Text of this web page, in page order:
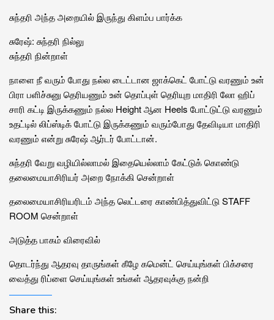
சுந்தரி அந்த அறையில் இருந்து கிளம்ப பார்க்க
சுரேஷ்: சுந்தரி நில்லு
சுந்தரி நின்றாள்
நாளை நீ வரும் போது நல்ல டைட்டான ஜாக்கெட் போட்டு வரணும் உன்
பிரா பளிச்சுனு தெரியணும் உன் தொப்புள் தெரியுற மாதிரி லோ ஹிப்
சாரி கட்டி இருக்கணும் நல்ல Height ஆன Heels போட்டுட்டு வரணும்
உதட்டில் லிப்ஸ்டிக் போட்டு இருக்கணும் வரும்போது தேவிடியா மாதிரி
வரணும் என்று சுரேஷ் ஆர்டர் போட்டான்.
சுந்தரி வேறு வழியில்லாமல் இதையெல்லாம் கேட்டுக் கொண்டு
தலைமையாசிரியர் அறை நோக்கி சென்றாள்
தலைமையாசிரியரிடம் அந்த லெட்டரை காண்பித்துவிட்டு STAFF
ROOM சென்றாள்
அடுத்த பாகம் விரைவில்
தொடர்ந்து ஆதரவு தாருங்கள் கீழே கமென்ட் செய்யுங்கள் பிக்சரை
வைத்து ரிப்ளை செய்யுங்கள் உங்கள் ஆதரவுக்கு நன்றி
Share this: